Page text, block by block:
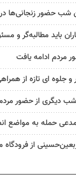
حضور زنجانی‌ها در
باید مطالبه‌گر و
جلوه ای تازه از
حمله به مواضع